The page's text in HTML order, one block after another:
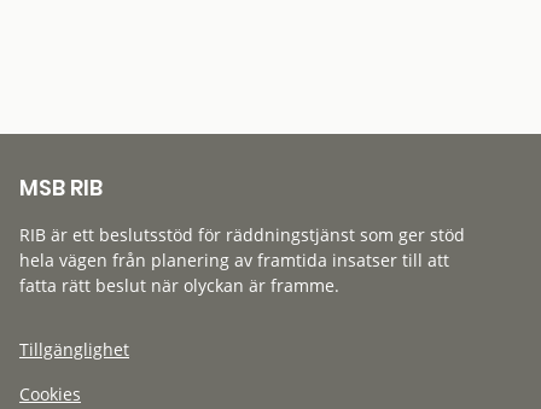
MSB RIB
RIB är ett beslutsstöd för räddningstjänst som ger stöd
hela vägen från planering av framtida insatser till att
fatta rätt beslut när olyckan är framme.
Tillgänglighet
Cookies